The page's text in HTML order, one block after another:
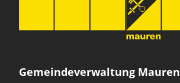
Gemeindeverwaltung Mauren